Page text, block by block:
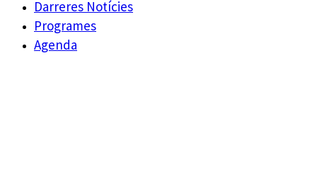
Darreres Notícies
Programes
Agenda